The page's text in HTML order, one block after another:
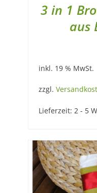
3 in 1
aus
inkl. 19 % MwSt.
zzgl.
Lieferzeit: 2 - 5